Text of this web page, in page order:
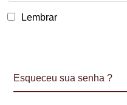
Lembrar
Esqueceu sua senha ?